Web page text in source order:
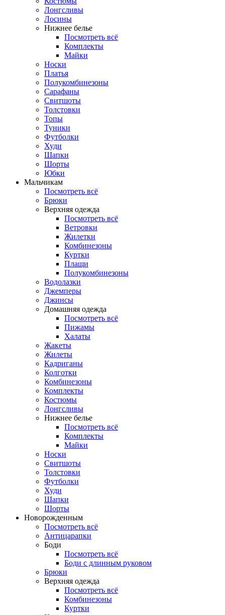
Лонгсливы
Лосины
Нижнее белье
Посмотреть всё
Комплекты
Майки
Носки
Платья
Полукомбинезоны
Сарафаны
Свитшоты
Толстовки
Топы
Туники
Футболки
Худи
Шапки
Шорты
Юбки
Мальчикам
Посмотреть всё
Брюки
Верхняя одежда
Посмотреть всё
Ветровки
Жилетки
Комбинезоны
Куртки
Плащи
Полукомбинезоны
Водолазки
Джемперы
Джинсы
Домашняя одежда
Посмотреть всё
Пижамы
Халаты
Жакеты
Жилеты
Кадриганы
Колготки
Комбинезоны
Комплекты
Костюмы
Лонгсливы
Нижнее белье
Посмотреть всё
Комплекты
Майки
Носки
Свитшоты
Толстовки
Футболки
Худи
Шапки
Шорты
Новорожденным
Посмотреть всё
Антицарапки
Боди
Посмотреть всё
Боди с длинным руковом
Брюки
Верхняя одежда
Посмотреть всё
Комбинезоны
Куртки